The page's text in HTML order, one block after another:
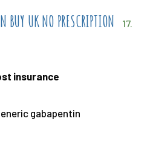
BUY UK NO PRESCRIPTION
17.
insurance
gabapentin